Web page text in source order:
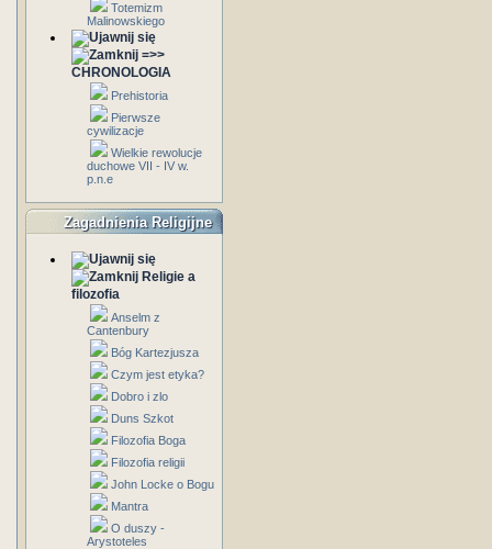
Totemizm
Malinowskiego
=>>
CHRONOLOGIA
Prehistoria
Pierwsze
cywilizacje
Wielkie rewolucje
duchowe VII - IV w.
p.n.e
Zagadnienia Religijne
Religie a
filozofia
Anselm z
Cantenbury
Bóg Kartezjusza
Czym jest etyka?
Dobro i zlo
Duns Szkot
Filozofia Boga
Filozofia religii
John Locke o Bogu
Mantra
O duszy -
Arystoteles